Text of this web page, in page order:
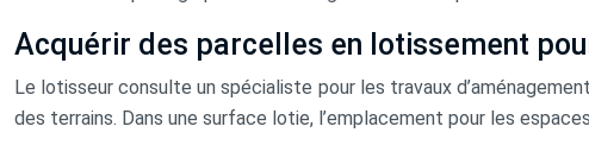
Acquérir des parcelles en lotissement
Le lotisseur consulte un spécialiste pour les travaux
des terrains. Dans une surface lotie, l’emplacement pour les